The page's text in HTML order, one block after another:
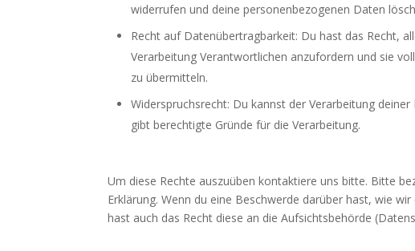
widerrufen und deine personenbezogenen Daten
Recht auf Datenübertragbarkeit: Du hast das Recht,
Verarbeitung Verantwortlichen anzufordern und sie
zu übermitteln.
Widerspruchsrecht: Du kannst der Verarbeitung
gibt berechtigte Gründe für die Verarbeitung.
Um diese Rechte auszuüben kontaktiere uns bitte. Bitte
Erklärung. Wenn du eine Beschwerde darüber hast, wie
hast auch das Recht diese an die Aufsichtsbehörde